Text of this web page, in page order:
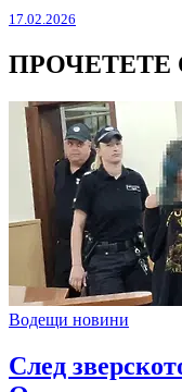
17.02.2026
Водещи новини
След